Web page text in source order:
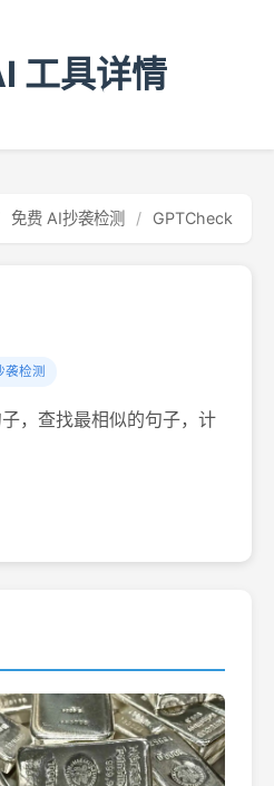
工具详情
免费 AI抄袭检测 / GPTCheck
袭检测
，查找最相似的句子，计